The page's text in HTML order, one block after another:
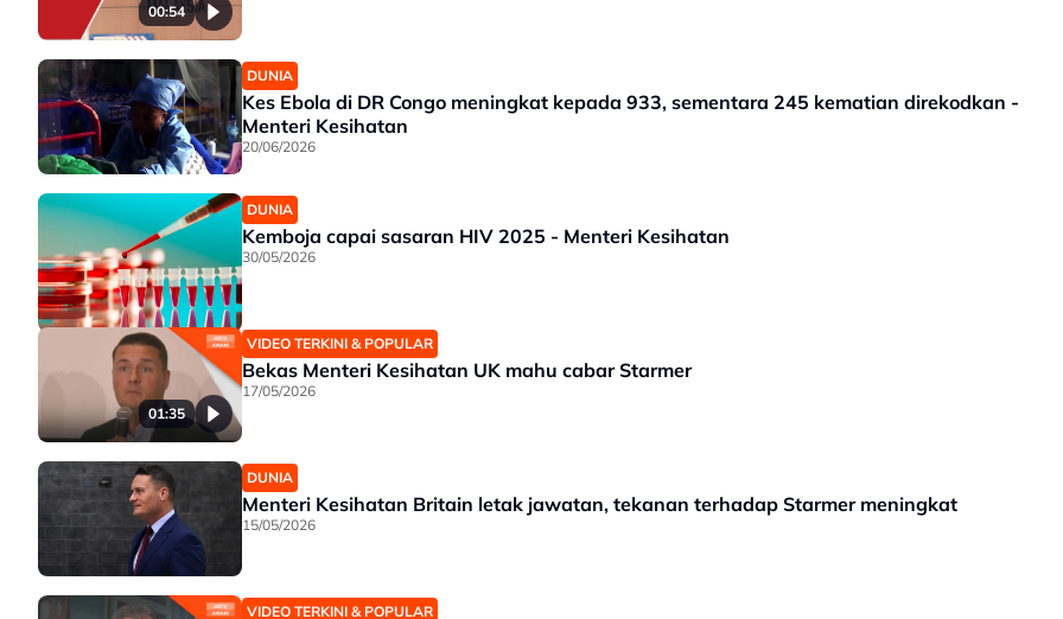
00:54
DUNIA
Kes Ebola di DR Congo meningkat kepada 933, sementara 245 kematian direkodkan -
Menteri Kesihatan
20/06/2026
DUNIA
Kemboja capai sasaran HIV 2025 - Menteri Kesihatan
30/05/2026
01:35
VIDEO TERKINI & POPULAR
Bekas Menteri Kesihatan UK mahu cabar Starmer
17/05/2026
DUNIA
Menteri Kesihatan Britain letak jawatan, tekanan terhadap Starmer meningkat
15/05/2026
VIDEO TERKINI & POPULAR